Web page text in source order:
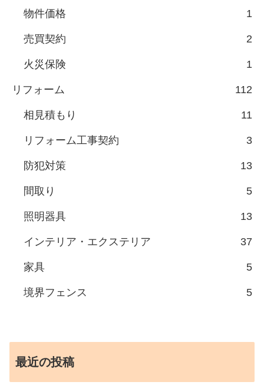
物件価格 1
売買契約 2
火災保険 1
リフォーム 112
相見積もり 11
リフォーム工事契約 3
防犯対策 13
間取り 5
照明器具 13
インテリア・エクステリア 37
家具 5
境界フェンス 5
最近の投稿